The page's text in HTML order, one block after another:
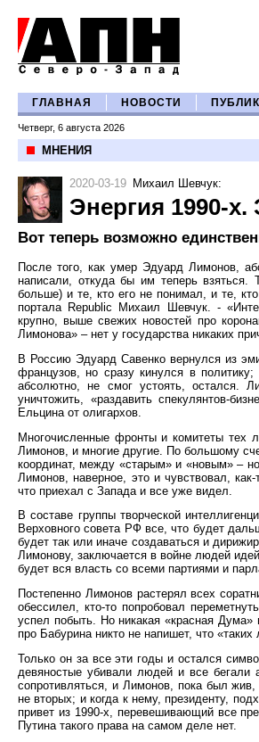
ГЛАВНАЯ НОВОСТИ
Четверг, 6 августа 2026
МНЕНИЯ
2020-03-19 Михаил Шевчук:
Энергия 1990-
Вот теперь возможно
После того, как умер Эдуард Лимонов,
написали, откуда бы им теперь
больше) и те, кто его не понимал, и те,
портала Republic Михаил Шевчук. -
крупно, выше свежих новостей про
Лимонова» – нет у государства никаких
В Россию Эдуард Савенко вернулся из
французов, но сразу кинулся в
абсолютно, не смог устоять, остался.
уничтожить, «раздавить спекулянтов-
Ельцина от олигархов.
Многочисленные фронты и комитеты тех
Лимонов, и многие другие. По большому
координат, между «старым» и «новым» –
Лимонов, наверное, это и чувствовал,
что приехал c Запада и все уже видел.
В составе ⁠группы творческой
Верховного совета ⁠РФ все, что будет
будет ⁠так или иначе создаваться и
Лимонову, заключается в войне людей
будет вся власть со всеми партиями и
Постепенно Лимонов растерял всех
обессилел, кто-то попробовал
успел побыть. Но никакая «красная Дума»
про Бабурина никто не напишет, что
Только он за все эти годы и остался
девяностые убивали людей и все
сопротивляться, и Лимонов, пока был
не вторых; и когда к нему, президенту,
привет из 1990-х, перевешивающий все
Путина такого права на самом деле нет.